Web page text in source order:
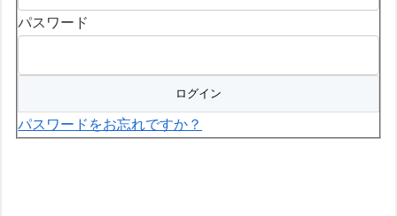
パスワード
パスワードをお忘れですか？